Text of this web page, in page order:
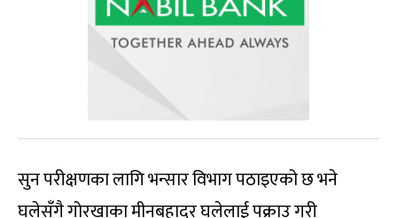
सुन परीक्षणका लागि भन्सार विभाग पठाइएको छ भने
घलेसँगै गोरखाका मीनबहादुर घलेलाई पक्राउ गरी